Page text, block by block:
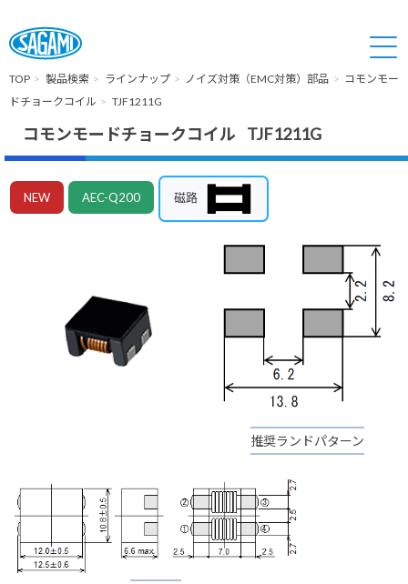
TOP 製品検索 ラインナップ ノイズ対策（EMC対策）部品
コモンモー
ドチョークコイル
TJF1211G
コモンモードチョークコイル TJF1211G
NEW AEC-Q200 磁路
推奨ランドパターン